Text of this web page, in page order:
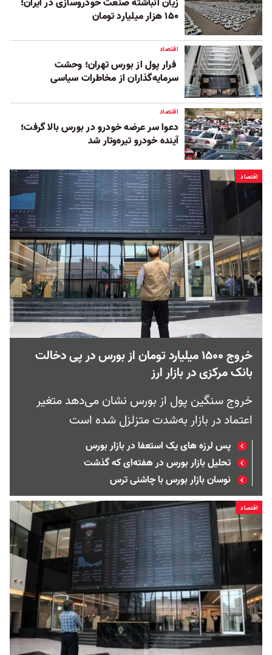
۱۵۰ هزار میلیارد تومان
اقتصاد
فرار پول از بورس تهران؛ وحشت
سرمایه‌گذاران از مخاطرات سیاسی
اقتصاد
دعوا سر عرضه خودرو در بورس بالا گرفت؛
آینده خودرو تیره‌وتار شد
اقتصاد
خروج ۱۵۰۰ میلیارد تومان از بورس در پی دخالت
بانک مرکزی در بازار ارز
خروج سنگین پول از بورس نشان می‌دهد متغیر
اعتماد در بازار به‌‌شدت متزلزل شده است
پس لرزه های یک استعفا در بازار بورس
تحلیل بازار بورس در هفته‌ای که گذشت
نوسان بازار بورس با چاشنی ترس
اقتصاد